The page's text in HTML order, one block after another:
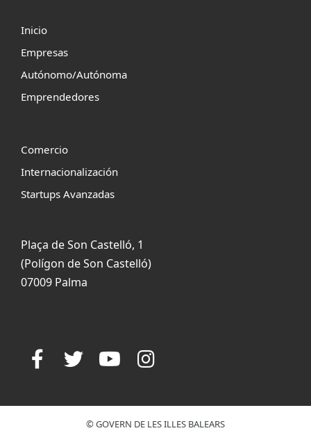
Inicio
Empresas
Autónomo/Autónoma
Emprendedores
Comercio
Internacionalización
Startups Avanzadas
Plaça de Son Castelló, 1
(Polígon de Son Castelló)
07009 Palma
© GOVERN DE LES ILLES BALEARS